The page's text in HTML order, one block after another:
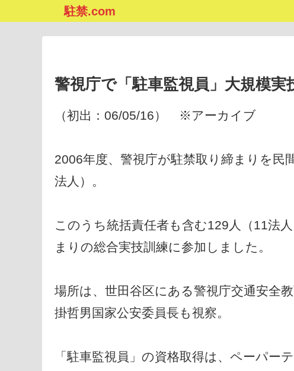
駐禁.com
警視庁で「駐車監視員」大規模
（初出：06/05/16） ※アーカイブ
2006年度、警視庁が駐禁取り締まりを民
法人）。
このうち統括責任者も含む129人（11法
まりの総合実技訓練に参加しました。
場所は、世田谷区にある警視庁交通安全
掛哲男国家公安委員長も視察。
「駐車監視員」の資格取得は、ペーパー